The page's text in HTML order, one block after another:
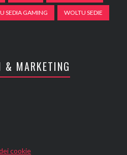
SEDIA GAMING WOLTU SEDIE
& MARKETING
cookie